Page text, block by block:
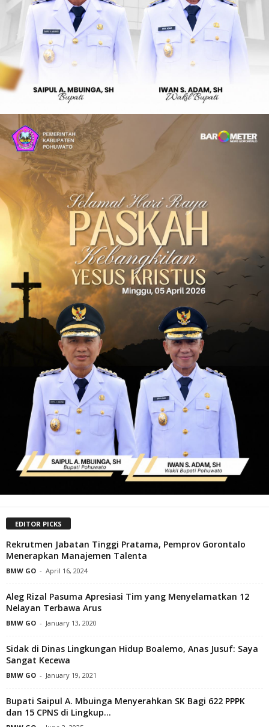
EDITOR PICKS
Rekrutmen Jabatan Tinggi Pratama, Pemprov Gorontalo
Menerapkan Manajemen Talenta
BMW GO - April 16, 2024
Aleg Rizal Pasuma Apresiasi Tim yang Menyelamatkan 12
Nelayan Terbawa Arus
BMW GO - January 13, 2020
Sidak di Dinas Lingkungan Hidup Boalemo, Anas Jusuf: Saya
Sangat Kecewa
BMW GO - January 19, 2021
Bupati Saipul A. Mbuinga Menyerahkan SK Bagi 622 PPPK
dan 15 CPNS di Lingkup...